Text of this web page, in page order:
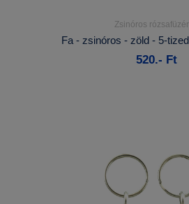
Kosárba
Zsinóros
Fa - zsinóros - zöld - 5-
520.- Ft